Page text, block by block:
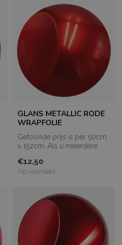
GLANS METALLIC RODE
WRAPFOLIE
Getoonde prijs is per 50cm
x 152cm. Als u meerdere
de...
€12,50
Op voorraad